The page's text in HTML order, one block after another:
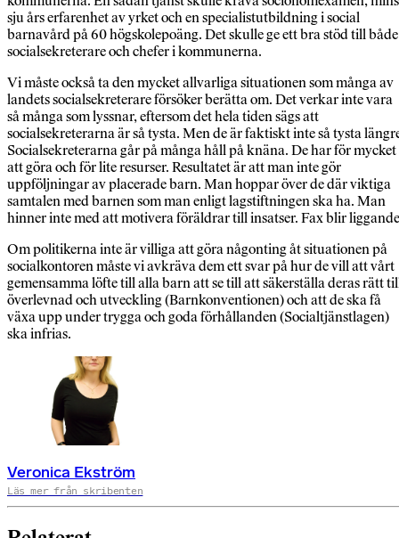
sju års erfarenhet av yrket och en specialistutbildning i social
barnavård på 60 högskolepoäng. Det skulle ge ett bra stöd till både
socialsekreterare och chefer i kommunerna.
Vi måste också ta den mycket allvarliga situationen som många av
landets socialsekreterare försöker berätta om. Det verkar inte vara
så många som lyssnar, eftersom det hela tiden sägs att
socialsekreterarna är så tysta. Men de är faktiskt inte så tysta
Socialsekreterarna går på många håll på knäna. De har för mycket
att göra och för lite resurser. Resultatet är att man inte gör
uppföljningar av placerade barn. Man hoppar över de där viktiga
samtalen med barnen som man enligt lagstiftningen ska ha. Man
hinner inte med att motivera föräldrar till insatser. Fax blir
Om politikerna inte är villiga att göra någonting åt situationen på
socialkontoren måste vi avkräva dem ett svar på hur de vill att vårt
gemensamma löfte till alla barn att se till att säkerställa deras rätt
överlevnad och utveckling (Barnkonventionen) och att de ska få
växa upp under trygga och goda förhållanden (Socialtjänstlagen)
ska infrias.
Veronica Ekström
Läs mer från skribenten